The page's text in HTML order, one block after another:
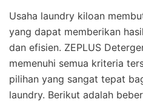
Usaha laundry kiloan
yang dapat memberikan
dan efisien. ZEPLUS
memenuhi semua kriteria
pilihan yang sangat tepat
laundry. Berikut adalah